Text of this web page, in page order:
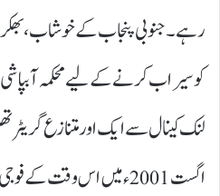
رہے۔ جنوبی پنجاب کے خوشاب،
کو سیراب کرنے کے لیے محکمہ
لنک کینال سے ایک اور متنازع
اگست 2001ء میں اس وقت